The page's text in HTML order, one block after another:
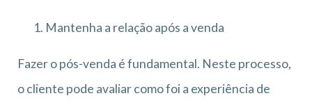
Mantenha a relação após a venda
Fazer o pós-venda é fundamental. Neste processo,
o cliente pode avaliar como foi a experiência de